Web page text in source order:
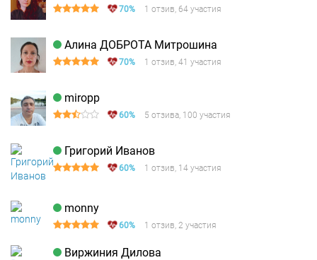
70% 1 отзив, 64 участия
Алина ДОБРОТА Митрошина
70% 1 отзив, 41 участия
miropp
60% 5 отзива, 100 участия
Григорий Иванов
60% 1 отзив, 14 участия
monny
60% 1 отзив, 2 участия
Виржиния Дилова